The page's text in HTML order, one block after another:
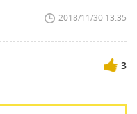
2018/11/30 13:35
3